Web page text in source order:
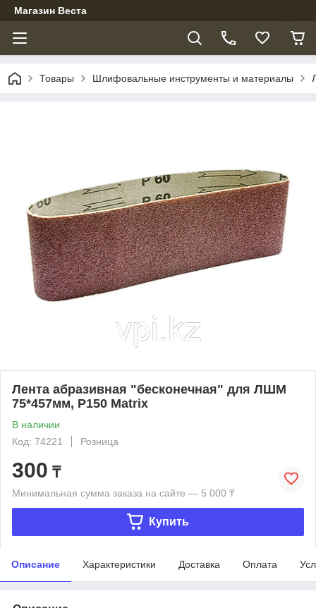
Магазин Веста
Товары Шлифовальные инструменты и материалы
Лента абразивная "бесконечная" для ЛШМ
75*457мм, Р150 Matrix
В наличии
Код: 74221
Розница
300 ₸
Минимальная сумма заказа на сайте — 5 000 ₸
Купить
Описание Характеристики Доставка Оплата